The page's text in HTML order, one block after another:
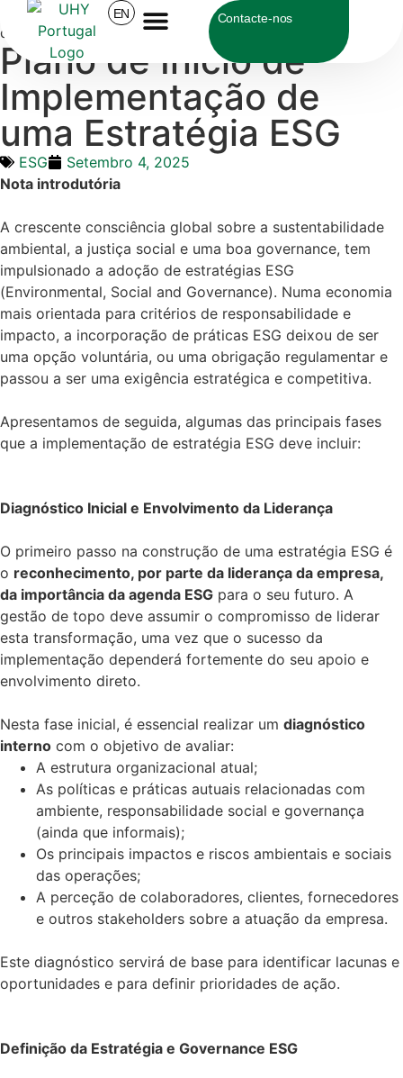
EN Contacte-nos
UHY Portugal >ESG >Plano de Início de Implementação
de uma Estratégia ESG
Plano de Início de
Implementação de
uma Estratégia ESG
ESG
Setembro 4, 2025
Nota introdutória
A crescente consciência global sobre a sustentabilidade
ambiental, a justiça social e uma boa governance, tem
impulsionado a adoção de estratégias ESG
(Environmental, Social and Governance). Numa economia
mais orientada para critérios de responsabilidade e
impacto, a incorporação de práticas ESG deixou de ser
uma opção voluntária, ou uma obrigação regulamentar e
passou a ser uma exigência estratégica e competitiva.
Apresentamos de seguida, algumas das principais fases
que a implementação de estratégia ESG deve incluir:
Diagnóstico Inicial e Envolvimento da Liderança
O primeiro passo na construção de uma estratégia ESG é
o reconhecimento, por parte da liderança da empresa,
da importância da agenda ESG para o seu futuro. A
gestão de topo deve assumir o compromisso de liderar
esta transformação, uma vez que o sucesso da
implementação dependerá fortemente do seu apoio e
envolvimento direto.
Nesta fase inicial, é essencial realizar um diagnóstico
interno com o objetivo de avaliar:
A estrutura organizacional atual;
As políticas e práticas autuais relacionadas com
ambiente, responsabilidade social e governança
(ainda que informais);
Os principais impactos e riscos ambientais e sociais
das operações;
A perceção de colaboradores, clientes, fornecedores
e outros stakeholders sobre a atuação da empresa.
Este diagnóstico servirá de base para identificar lacunas e
oportunidades e para definir prioridades de ação.
Definição da Estratégia e Governance ESG